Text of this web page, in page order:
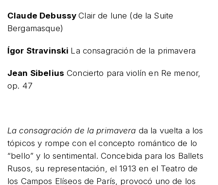
Claude DebussyClair de lune (de la Suite
Bergamasque)
Ígor Stravinski La consagración de la primavera
Jean Sibelius Concierto para violín en Re menor,
op. 47
La consagración de la primavera da la vuelta a los
tópicos y rompe con el concepto romántico de lo
“bello” y lo sentimental. Concebida para los Ballets
Rusos, su representación, el 1913 en el Teatro de
los Campos Elíseos de París, provocó uno de los